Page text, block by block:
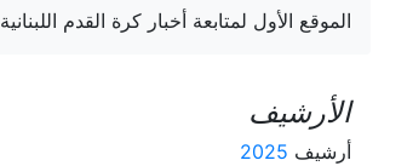
الموقع الأول لمتابعة أخبار كرة القدم اللبنانية
الأرشيف
أرشيف 2025